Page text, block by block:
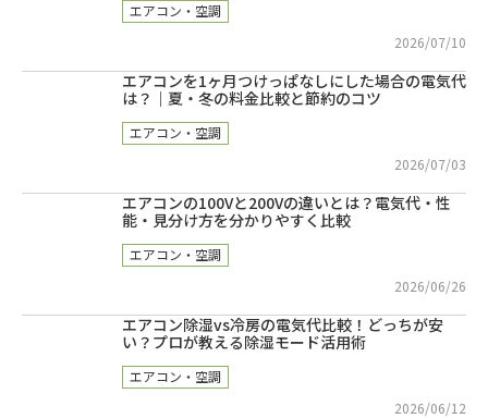
エアコン・空調
2026/07/10
エアコンを1ヶ月つけっぱなしにした場合の電気代
は？｜夏・冬の料金比較と節約のコツ
エアコン・空調
2026/07/03
エアコンの100Vと200Vの違いとは？電気代・性
能・見分け方を分かりやすく比較
エアコン・空調
2026/06/26
エアコン除湿vs冷房の電気代比較！どっちが安
い？プロが教える除湿モード活用術
エアコン・空調
2026/06/12